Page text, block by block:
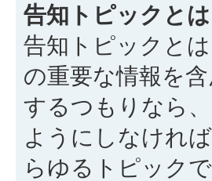
告知トピックとは
告知トピックと
の重要な情報を
するつもりなら
ようにしなけれ
らゆるトピック